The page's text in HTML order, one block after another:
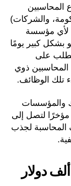
المحاسبين
والشركات)
لأي مؤسسة
بشكل كبير يومًا
على
المحاسبين ذوي
تلك الوظائف.
والمؤسسات
مؤخرًا لتصل إلى
المحاسبة لجذب